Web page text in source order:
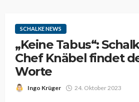
SCHALKE NEWS
„Keine Tabus“:
Chef Knäbel findet
Worte
Ingo Krüger 24. Oktober 2023